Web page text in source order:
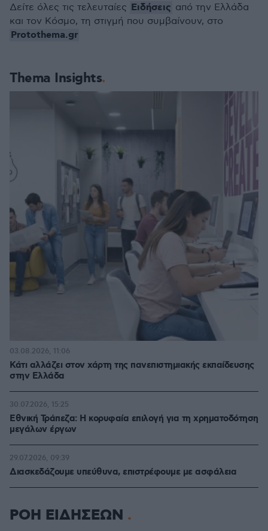
Thema Insights
Κάτι αλλάζει στον χάρτη της πανεπιστημιακής εκπαίδευσης
στην Ελλάδα
03.08.2026, 11:06
Εθνική Τράπεζα: Η κορυφαία επιλογή για τη χρηματοδότηση
μεγάλων έργων
30.07.2026, 15:25
Διασκεδάζουμε υπεύθυνα, επιστρέφουμε με ασφάλεια
29.07.2026, 09:39
Δείτε όλες τις τελευταίες Ειδήσεις από την Ελλάδα
και τον Κόσμο, τη στιγμή που συμβαίνουν, στο
Protothema.gr
ΡΟΗ ΕΙΔΗΣΕΩΝ